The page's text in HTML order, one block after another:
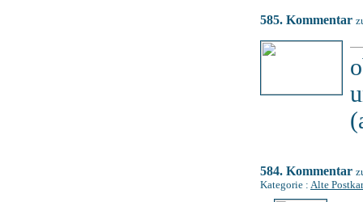
585. Kommentar
584. Kommentar
Kategorie : Alte